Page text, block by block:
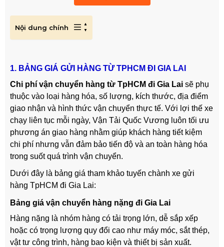
Nội dung chính
1. BẢNG GIÁ GỬI HÀNG TỪ TPHCM ĐI GIA LAI
Chi phí vận chuyển hàng từ TpHCM đi Gia Lai sẽ phụ
thuộc vào loại hàng hóa, số lượng, kích thước, địa điểm
giao nhận và hình thức vận chuyển thực tế. Với lợi thế xe
chạy liên tục mỗi ngày, Vận Tải Quốc Vương luôn tối ưu
phương án giao hàng nhằm giúp khách hàng tiết kiệm
chi phí nhưng vẫn đảm bảo tiến độ và an toàn hàng hóa
trong suốt quá trình vận chuyển.
Dưới đây là bảng giá tham khảo tuyến chành xe gửi
hàng TpHCM đi Gia Lai:
Bảng giá vận chuyển hàng nặng đi Gia Lai
Hàng nặng là nhóm hàng có tải trọng lớn, dễ sắp xếp
hoặc có trọng lượng quy đổi cao như máy móc, sắt thép,
vật tư công trình, hàng bao kiện và thiết bị sản xuất.